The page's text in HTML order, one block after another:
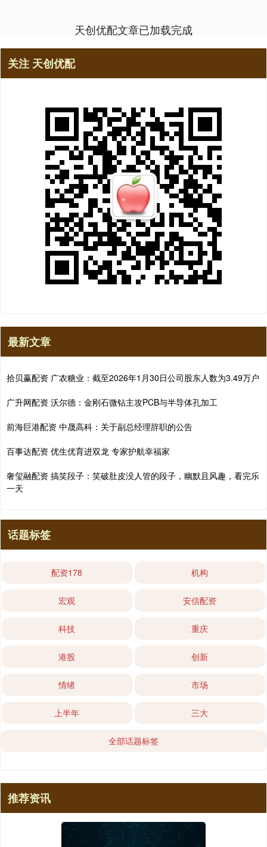
天创优配文章已加载完成
关注 天创优配
最新文章
拾贝赢配资 广农糖业：截至2026年1月30日公司股东人数为3.49万户
广升网配资 沃尔德：金刚石微钻主攻PCB与半导体孔加工
前海巨港配资 中晟高科：关于副总经理辞职的公告
百事达配资 优生优育进双龙 专家护航幸福家
奢玺融配资 搞笑段子：笑破肚皮没人管的段子，幽默且风趣，看完乐
一天
话题标签
配资178 机构
宏观 安信配资
科技 重庆
港股 创新
情绪 市场
上半年 三大
全部话题标签
推荐资讯